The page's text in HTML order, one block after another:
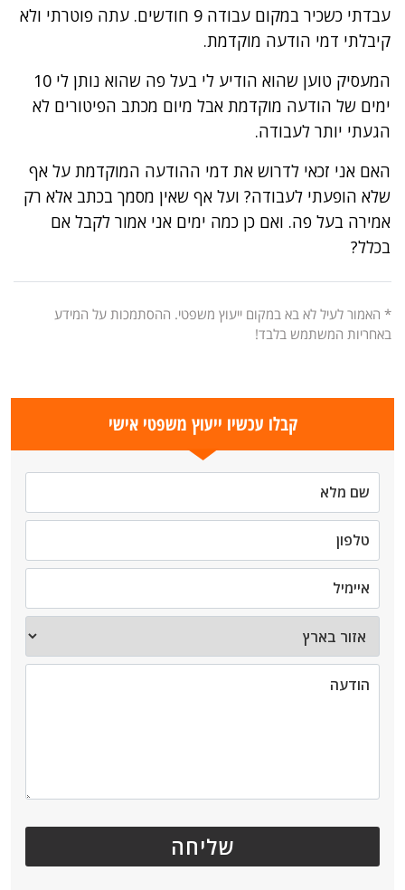
עבדתי כשכיר במקום עבודה 9 חודשים. עתה פוטרתי ולא
קיבלתי דמי הודעה מוקדמת.
המעסיק טוען שהוא הודיע לי בעל פה שהוא נותן לי 10
ימים של הודעה מוקדמת אבל מיום מכתב הפיטורים לא
הגעתי יותר לעבודה.
האם אני זכאי לדרוש את דמי ההודעה המוקדמת על אף
שלא הופעתי לעבודה? ועל אף שאין מסמך בכתב אלא רק
אמירה בעל פה. ואם כן כמה ימים אני אמור לקבל אם
בכלל?
* האמור לעיל לא בא במקום ייעוץ משפטי. ההסתמכות על המידע
באחריות המשתמש בלבד!
קבלו עכשיו ייעוץ משפטי אישי